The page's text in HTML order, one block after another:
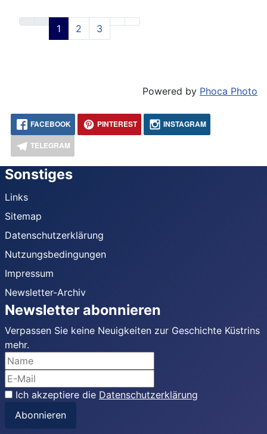
1 2 3
Powered by Phoca Photo
FACEBOOK PINTEREST
INSTAGRAM
TELEGRAM
Sonstiges
Links
Sitemap
Datenschutzerklärung
Nutzungsbedingungen
Impressum
Newsletter-Archiv
Newsletter abonnieren
Verpassen Sie keine Neuigkeiten zur Geschichte Küstrins
mehr.
Ich akzeptiere die Datenschutzerklärung
Abonnieren